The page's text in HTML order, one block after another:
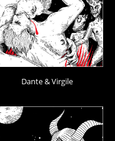
Dante & Virgile